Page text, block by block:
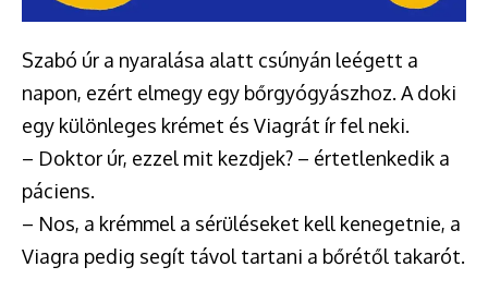
Szabó úr a nyaralása alatt csúnyán leégett a
napon, ezért elmegy egy bőrgyógyászhoz. A doki
egy különleges krémet és Viagrát ír fel neki.
– Doktor úr, ezzel mit kezdjek? – értetlenkedik a
páciens.
– Nos, a krémmel a sérüléseket kell kenegetnie, a
Viagra pedig segít távol tartani a bőrétől takarót.